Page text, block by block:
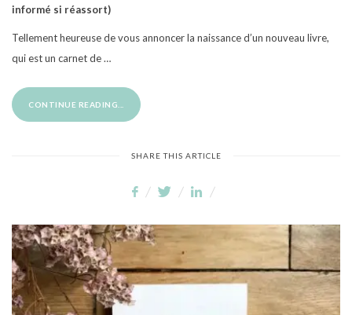
informé si réassort)
Tellement heureuse de vous annoncer la naissance d’un nouveau livre,
qui est un carnet de …
CONTINUE READING...
SHARE THIS ARTICLE